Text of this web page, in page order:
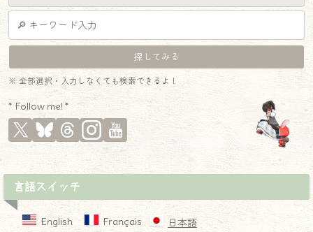
※ 全部選択・入力しなくても検索できるよ！
* Follow me! *
言語スイッチ
English Français 日本語